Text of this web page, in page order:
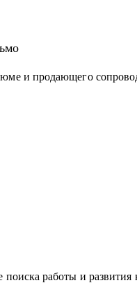
и продающего
поиска работы и развития